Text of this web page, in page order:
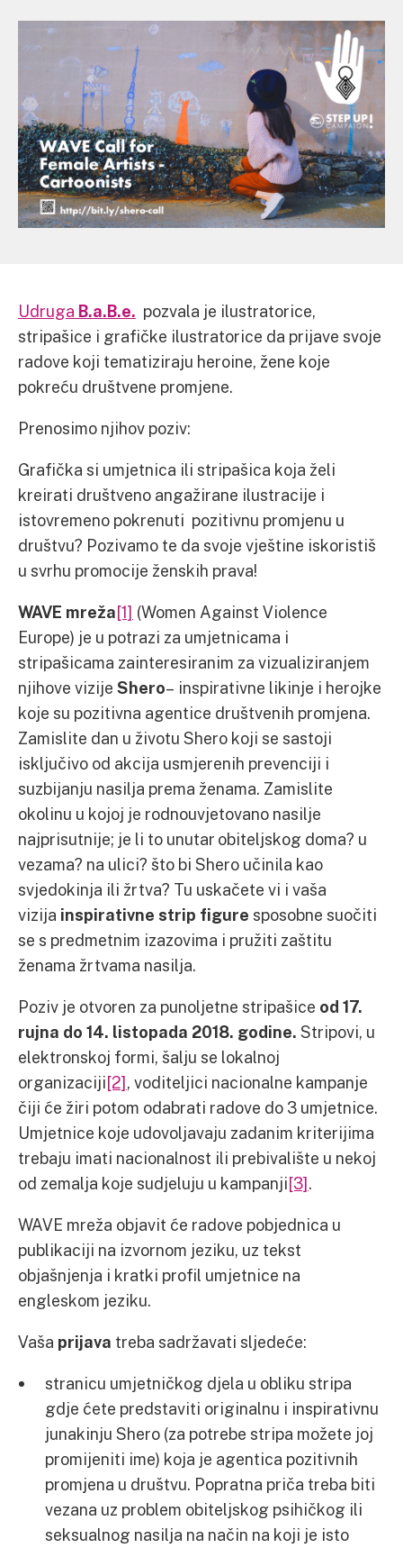
Udruga B.a.B.e. pozvala je ilustratorice,
stripašice i grafičke ilustratorice da prijave svoje
radove koji tematiziraju heroine, žene koje
pokreću društvene promjene.
Prenosimo njihov poziv:
Grafička si umjetnica ili stripašica koja želi
kreirati društveno angažirane ilustracije i
istovremeno pokrenuti pozitivnu promjenu u
društvu? Pozivamo te da svoje vještine iskoristiš
u svrhu promocije ženskih prava!
WAVE mreža[1] (Women Against Violence
Europe) je u potrazi za umjetnicama i
stripašicama zainteresiranim za vizualiziranjem
njihove vizije Shero– inspirativne likinje i herojke
koje su pozitivna agentice društvenih promjena.
Zamislite dan u životu Shero koji se sastoji
isključivo od akcija usmjerenih prevenciji i
suzbijanju nasilja prema ženama. Zamislite
okolinu u kojoj je rodnouvjetovano nasilje
najprisutnije; je li to unutar obiteljskog doma? u
vezama? na ulici? što bi Shero učinila kao
svjedokinja ili žrtva? Tu uskačete vi i vaša
vizija inspirativne strip figure sposobne suočiti
se s predmetnim izazovima i pružiti zaštitu
ženama žrtvama nasilja.
Poziv je otvoren za punoljetne stripašice od 17.
rujna do 14. listopada 2018. godine. Stripovi, u
elektronskoj formi, šalju se lokalnoj
organizaciji[2], voditeljici nacionalne kampanje
čiji će žiri potom odabrati radove do 3 umjetnice.
Umjetnice koje udovoljavaju zadanim kriterijima
trebaju imati nacionalnost ili prebivalište u nekoj
od zemalja koje sudjeluju u kampanji[3].
WAVE mreža objavit će radove pobjednica u
publikaciji na izvornom jeziku, uz tekst
objašnjenja i kratki profil umjetnice na
engleskom jeziku.
Vaša prijava treba sadržavati sljedeće:
stranicu umjetničkog djela u obliku stripa
gdje ćete predstaviti originalnu i inspirativnu
junakinju Shero (za potrebe stripa možete joj
promijeniti ime) koja je agentica pozitivnih
promjena u društvu. Popratna priča treba biti
vezana uz problem obiteljskog psihičkog ili
seksualnog nasilja na način na koji je isto